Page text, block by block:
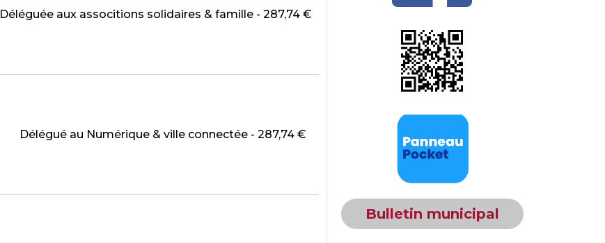
Déléguée aux associtions solidaires & famille - 287,74 €
Délégué au Numérique & ville connectée - 287,74 €
Bulletin municipal